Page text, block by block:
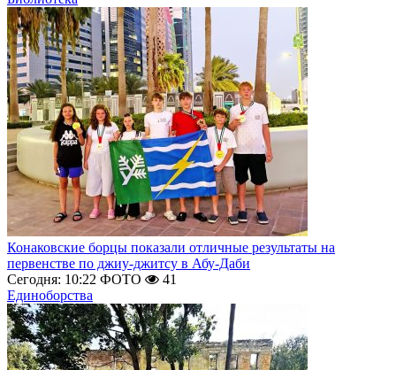
Конаковские борцы показали отличные результаты на
первенстве по джиу-джитсу в Абу-Даби
Сегодня: 10:22 ФОТО
41
Единоборства